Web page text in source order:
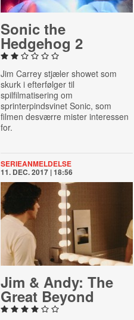
Sonic the
Hedgehog 2
Jim Carrey stjæler showet som
skurk i efterfølger til
spilfilmatisering om
sprinterpindsvinet Sonic, som
filmen desværre mister interessen
for.
SERIEANMELDELSE
11. DEC. 2017 | 18:56
Jim & Andy: The
Great Beyond